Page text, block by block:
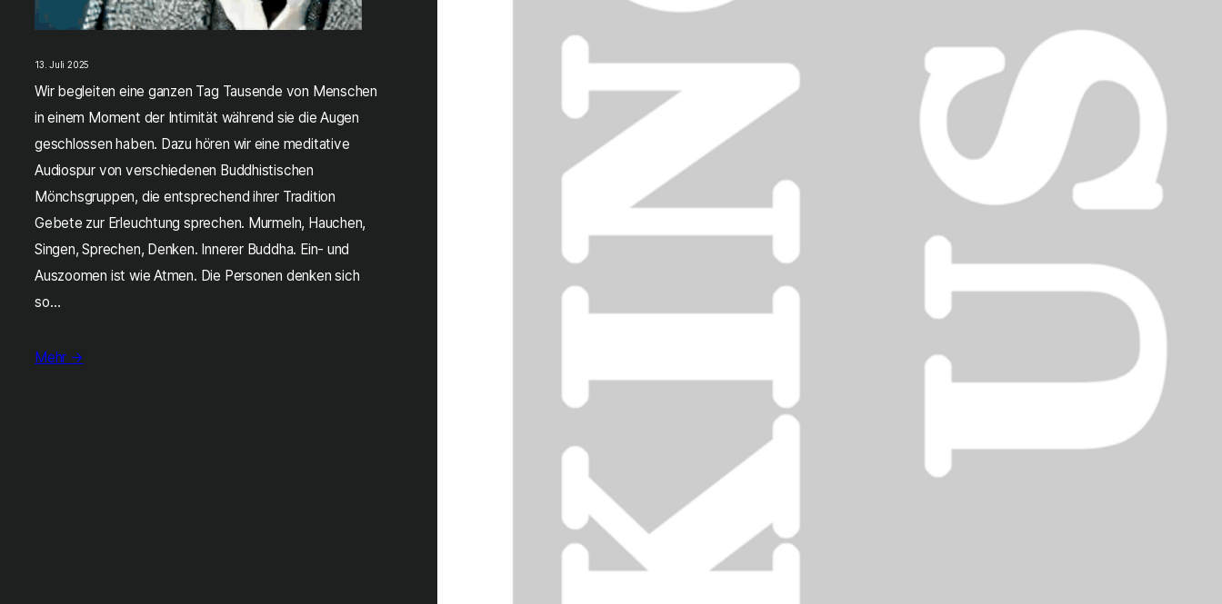
13. Juli 2025
Wir begleiten eine ganzen Tag Tausende von Menschen
in einem Moment der Intimität während sie die Augen
geschlossen haben. Dazu hören wir eine meditative
Audiospur von verschiedenen Buddhistischen
Mönchsgruppen, die entsprechend ihrer Tradition
Gebete zur Erleuchtung sprechen. Murmeln, Hauchen,
Singen, Sprechen, Denken. Innerer Buddha. Ein- und
Auszoomen ist wie Atmen. Die Personen denken sich
so…
Mehr →